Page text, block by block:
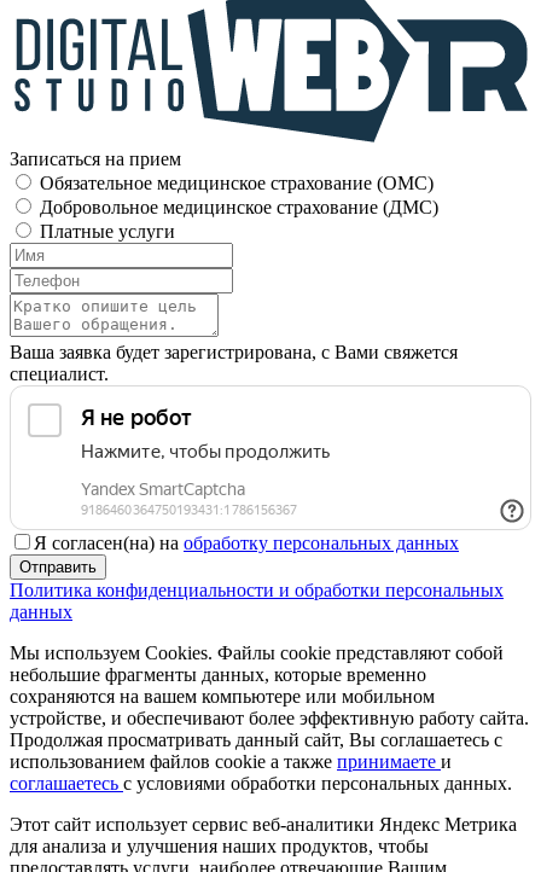
Записаться на прием
Обязательное медицинское страхование (OMC)
Добровольное медицинское страхование (ДМС)
Платные услуги
Ваша заявка будет зарегистрирована, с Вами свяжется
специалист.
Я согласен(на) на обработку персональных данных
Отправить
Политика конфиденциальности и обработки персональных
данных
Мы используем Cookies. Файлы cookie представляют собой
небольшие фрагменты данных, которые временно
сохраняются на вашем компьютере или мобильном
устройстве, и обеспечивают более эффективную работу сайта.
Продолжая просматривать данный сайт, Вы соглашаетесь с
использованием файлов cookie а также принимаете и
соглашаетесь с условиями обработки персональных данных.
Этот сайт использует сервис веб-аналитики Яндекс Метрика
для анализа и улучшения наших продуктов, чтобы
предоставлять услуги, наиболее отвечающие Вашим